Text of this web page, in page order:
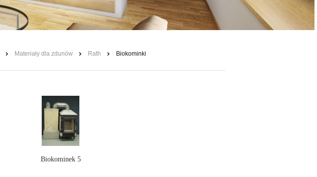
Materiały dla zdunów Rath Biokominki
Biokominek 5